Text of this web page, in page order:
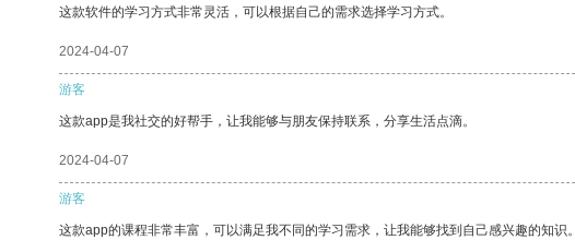
这款软件的学习方式非常灵活，可以根据自己的需求选择学习方式。
2024-04-07
游客
这款app是我社交的好帮手，让我能够与朋友保持联系，分享生活点滴。
2024-04-07
游客
这款app的课程非常丰富，可以满足我不同的学习需求，让我能够找到自己感兴趣的知识。